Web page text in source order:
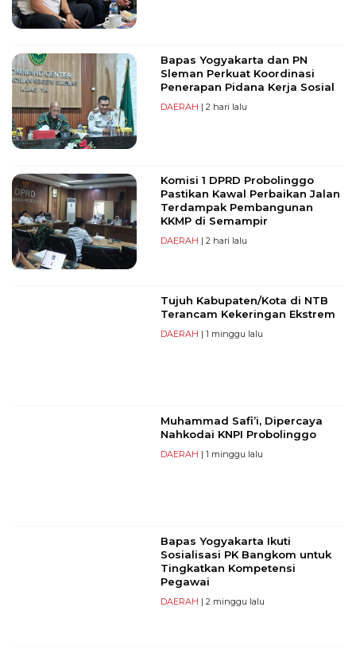
Bapas Yogyakarta dan PN
Sleman Perkuat Koordinasi
Penerapan Pidana Kerja Sosial
DAERAH | 2 hari lalu
Komisi 1 DPRD Probolinggo
Pastikan Kawal Perbaikan Jalan
Terdampak Pembangunan
KKMP di Semampir
DAERAH | 2 hari lalu
Tujuh Kabupaten/Kota di NTB
Terancam Kekeringan Ekstrem
DAERAH | 1 minggu lalu
Muhammad Safi’i, Dipercaya
Nahkodai KNPI Probolinggo
DAERAH | 1 minggu lalu
Bapas Yogyakarta Ikuti
Sosialisasi PK Bangkom untuk
Tingkatkan Kompetensi
Pegawai
DAERAH | 2 minggu lalu